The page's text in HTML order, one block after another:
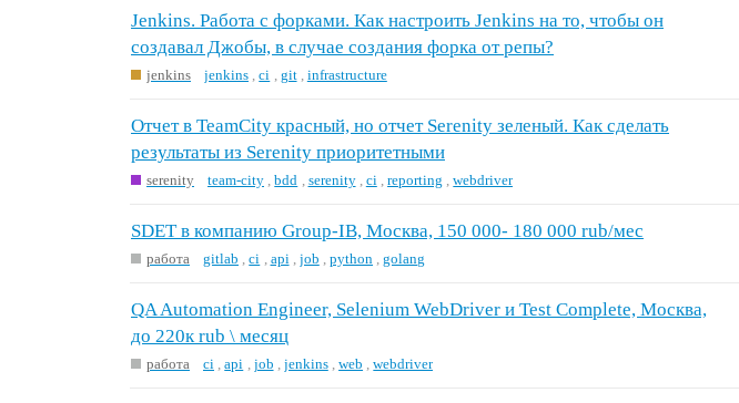
Jenkins. Работа с форками. Как настроить Jenkins на то, чтобы он
создавал Джобы, в случае создания форка от репы?
jenkins jenkins ,ci git infrastructure
Отчет в TeamCity красный, но отчет Serenity зеленый. Как сделать
результаты из Serenity приоритетными
serenity team-city ,bdd serenity ci ,reporting ,webdriver
SDET в компанию Group-IB, Москва, 150 000- 180 000 rub/мес
работа gitlab ,ci api job ,python ,golang
QA Automation Engineer, Selenium WebDriver и Test Complete, Москва,
до 220к rub \ месяц
работа ci ,api job jenkins ,web ,webdriver